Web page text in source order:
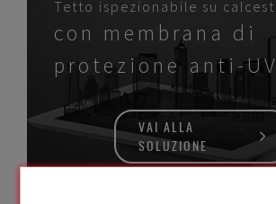
Tetto ispezionabile su
con membrana di
protezione anti-UV
VAI ALLA
SOLUZIONE